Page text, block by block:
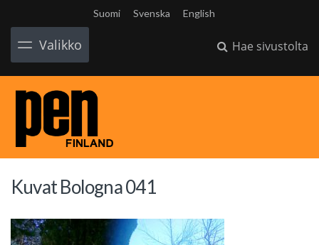
Suomi Svenska English
Valikko Hae sivustolta
Kuvat Bologna 041